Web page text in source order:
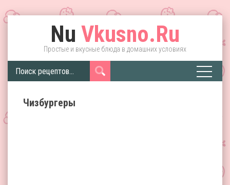
Nu Vkusno.Ru
Простые и вкусные блюда в домашних условиях
Чизбургеры